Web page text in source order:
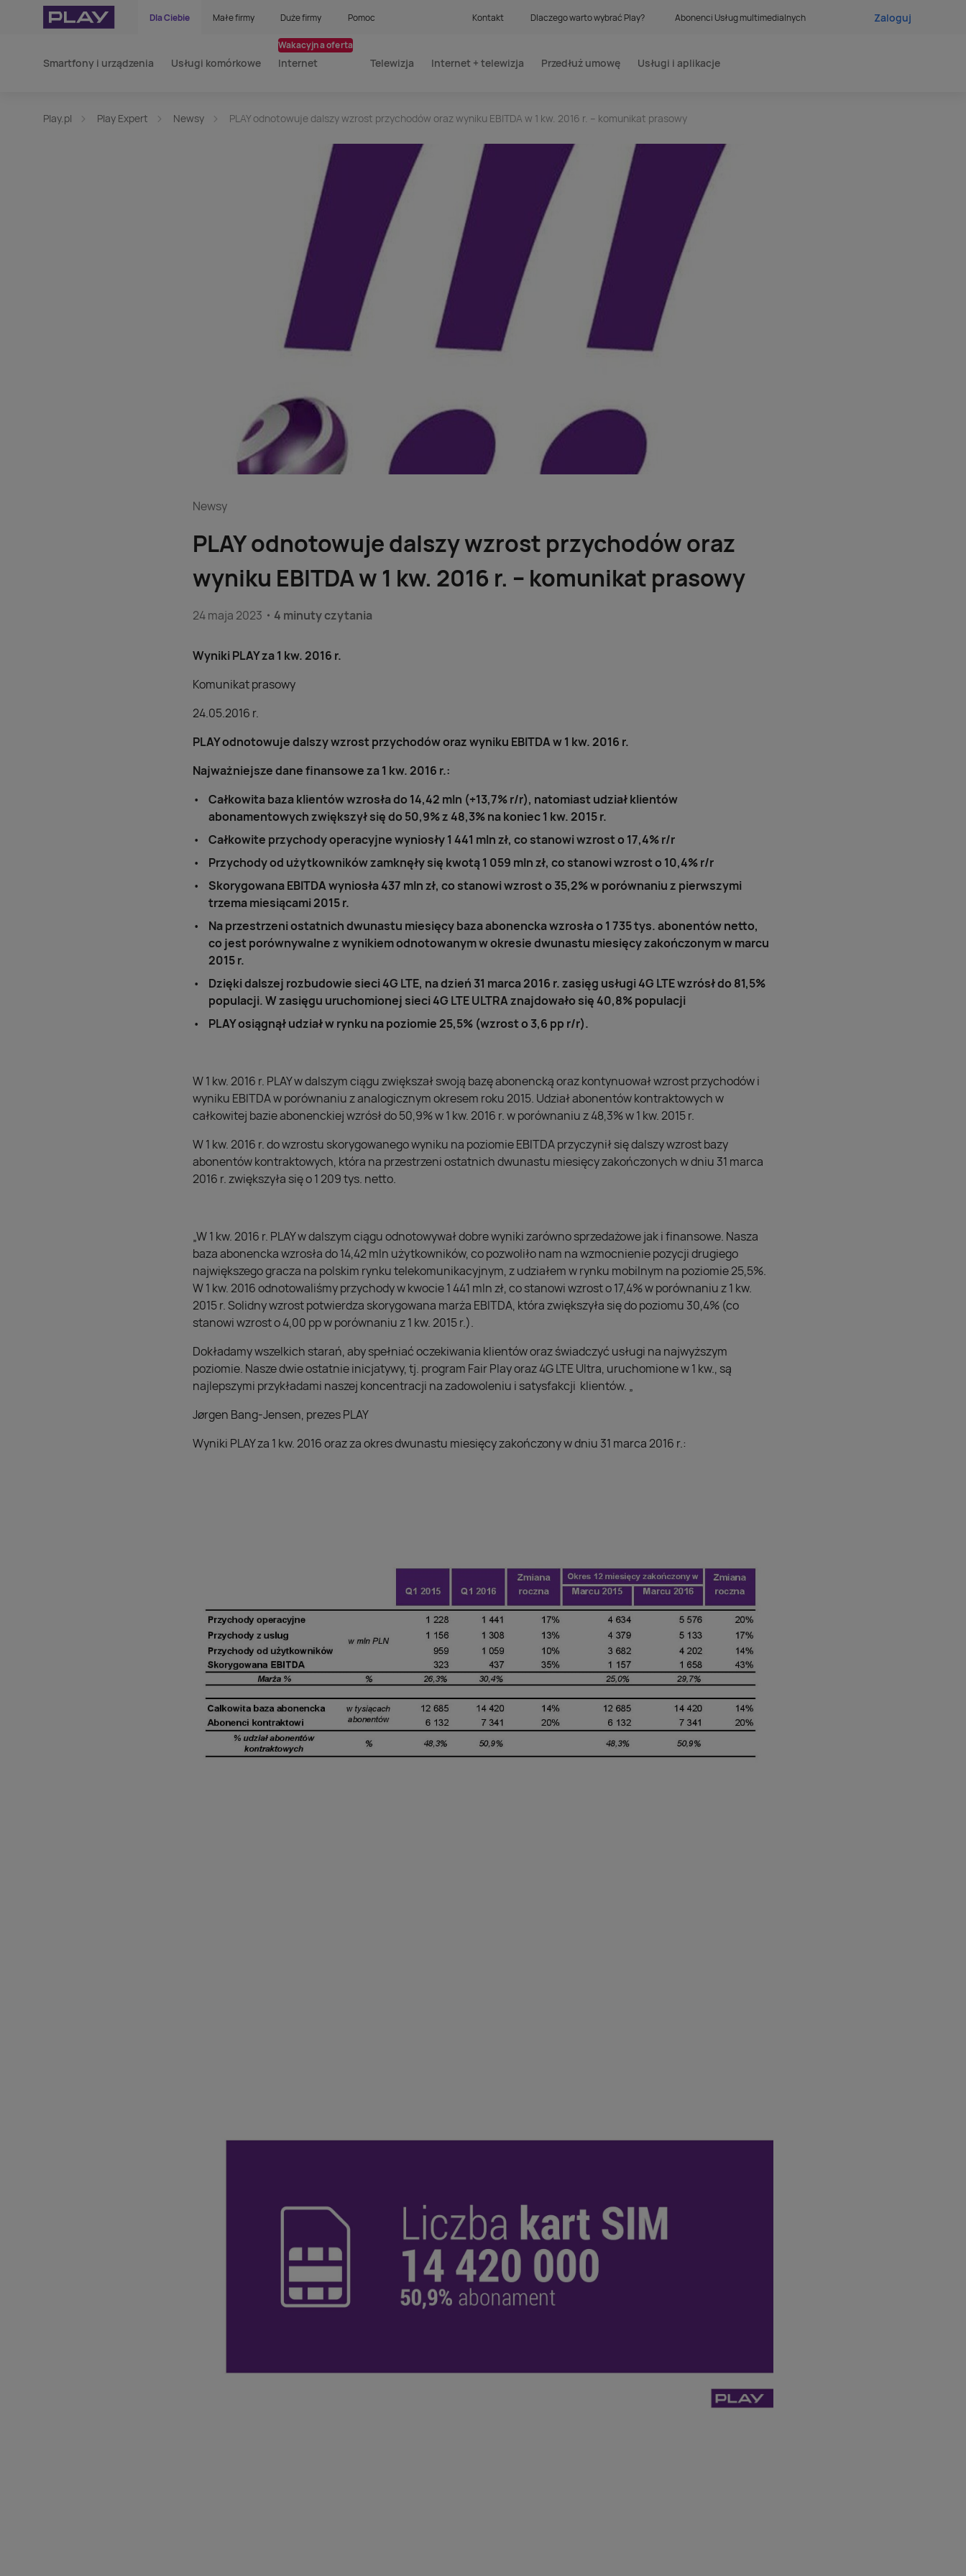
Dla Ciebie Małe firmy Duże firmy Pomoc Kontakt Dlaczego warto wybrać Play? Abonenci Usług multimedialnych Zaloguj
Smartfony i urządzenia Usługi komórkowe Internet
Wakacyjna oferta
Telewizja Internet + telewizja Przedłuż umowę Usługi i aplikacje
Play.pl Play Expert Newsy PLAY odnotowuje dalszy wzrost przychodów oraz wyniku EBITDA w 1 kw. 2016 r. – komunikat prasowy
Newsy
PLAY odnotowuje dalszy wzrost przychodów oraz
wyniku EBITDA w 1 kw. 2016 r. – komunikat prasowy
24 maja 2023 4 minuty czytania
Wyniki PLAY za 1 kw. 2016 r.
Komunikat prasowy
24.05.2016 r.
PLAY odnotowuje dalszy wzrost przychodów oraz wyniku EBITDA w 1 kw. 2016 r.
Najważniejsze dane finansowe za 1 kw. 2016 r.:
Całkowita baza klientów wzrosła do 14,42 mln (+13,7% r/r), natomiast udział klientów
abonamentowych zwiększył się do 50,9% z 48,3% na koniec 1 kw. 2015 r.
Całkowite przychody operacyjne wyniosły 1 441 mln zł, co stanowi wzrost o 17,4% r/r
Przychody od użytkowników zamknęły się kwotą 1 059 mln zł, co stanowi wzrost o 10,4% r/r
Skorygowana EBITDA wyniosła 437 mln zł, co stanowi wzrost o 35,2% w porównaniu z pierwszymi
trzema miesiącami 2015 r.
Na przestrzeni ostatnich dwunastu miesięcy baza abonencka wzrosła o 1 735 tys. abonentów netto,
co jest porównywalne z wynikiem odnotowanym w okresie dwunastu miesięcy zakończonym w marcu
2015 r.
Dzięki dalszej rozbudowie sieci 4G LTE, na dzień 31 marca 2016 r. zasięg usługi 4G LTE wzrósł do 81,5%
populacji. W zasięgu uruchomionej sieci 4G LTE ULTRA znajdowało się 40,8% populacji
PLAY osiągnął udział w rynku na poziomie 25,5% (wzrost o 3,6 pp r/r).
W 1 kw. 2016 r. PLAY w dalszym ciągu zwiększał swoją bazę abonencką oraz kontynuował wzrost przychodów i
wyniku EBITDA w porównaniu z analogicznym okresem roku 2015. Udział abonentów kontraktowych w
całkowitej bazie abonenckiej wzrósł do 50,9% w 1 kw. 2016 r. w porównaniu z 48,3% w 1 kw. 2015 r.
W 1 kw. 2016 r. do wzrostu skorygowanego wyniku na poziomie EBITDA przyczynił się dalszy wzrost bazy
abonentów kontraktowych, która na przestrzeni ostatnich dwunastu miesięcy zakończonych w dniu 31 marca
2016 r. zwiększyła się o 1 209 tys. netto.
„W 1 kw. 2016 r. PLAY w dalszym ciągu odnotowywał dobre wyniki zarówno sprzedażowe jak i finansowe. Nasza
baza abonencka wzrosła do 14,42 mln użytkowników, co pozwoliło nam na wzmocnienie pozycji drugiego
największego gracza na polskim rynku telekomunikacyjnym, z udziałem w rynku mobilnym na poziomie 25,5%.
W 1 kw. 2016 odnotowaliśmy przychody w kwocie 1 441 mln zł, co stanowi wzrost o 17,4% w porównaniu z 1 kw.
2015 r. Solidny wzrost potwierdza skorygowana marża EBITDA, która zwiększyła się do poziomu 30,4% (co
stanowi wzrost o 4,00 pp w porównaniu z 1 kw. 2015 r.).
Dokładamy wszelkich starań, aby spełniać oczekiwania klientów oraz świadczyć usługi na najwyższym
poziomie. Nasze dwie ostatnie inicjatywy, tj. program Fair Play oraz 4G LTE Ultra, uruchomione w 1 kw., są
najlepszymi przykładami naszej koncentracji na zadowoleniu i satysfakcji klientów. „
Jørgen Bang-Jensen, prezes PLAY
Wyniki PLAY za 1 kw. 2016 oraz za okres dwunastu miesięcy zakończony w dniu 31 marca 2016 r.: